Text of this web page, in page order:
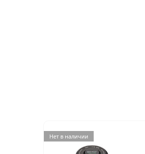
Нет в наличии